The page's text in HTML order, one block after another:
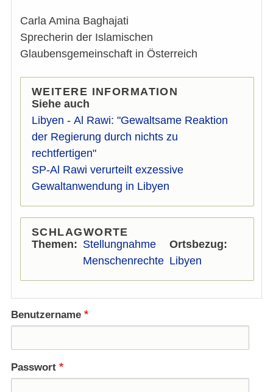
Carla Amina Baghajati
Sprecherin der Islamischen
Glaubensgemeinschaft in Österreich
WEITERE INFORMATION
Siehe auch
Libyen - Al Rawi: "Gewaltsame Reaktion
der Regierung durch nichts zu
rechtfertigen"
SP-Al Rawi verurteilt exzessive
Gewaltanwendung in Libyen
SCHLAGWORTE
Themen
Stellungnahme
Menschenrechte
Ortsbezug
Libyen
Benutzername
Passwort